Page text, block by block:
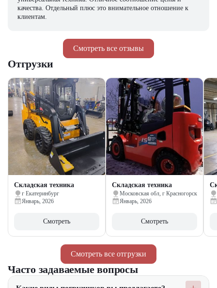
Смотреть все отзывы
качества. Отдельный плюс это внимательное отношение к
клиентам.
Смотреть все отгрузки
Отгрузки
Складская техника
г Екатеринбург
Январь, 2026
Смотреть
Складская техника
Московская обл, г Красногорск
Январь, 2026
Смотреть
Часто задаваемые вопросы